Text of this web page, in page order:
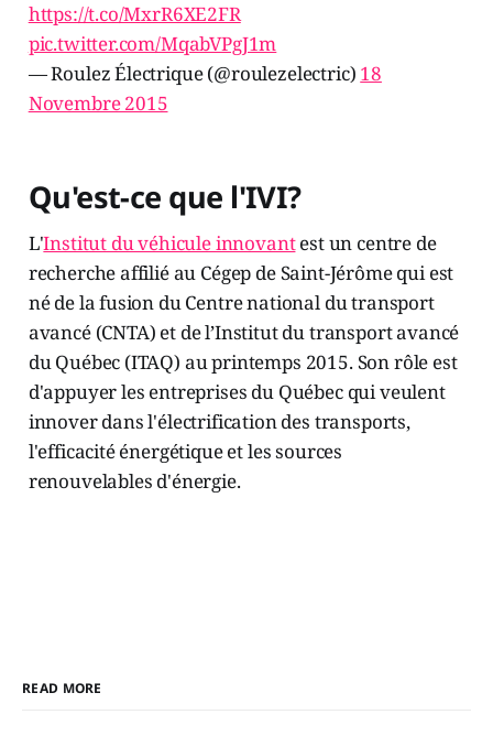
https://t.co/MxrR6XE2FR
pic.twitter.com/MqabVPgJ1m
— Roulez Électrique (@roulezelectric) 18
Novembre 2015
Qu'est-ce que l'IVI?
L'Institut du véhicule innovantest un centre de
recherche affilié au Cégep de Saint-Jérôme qui est
né de la fusion du Centre national du transport
avancé (CNTA) et de l’Institut du transport avancé
du Québec (ITAQ) au printemps 2015. Son rôle est
d'appuyer les entreprises du Québec qui veulent
innover dans l'électrification des transports,
l'efficacité énergétique et les sources
renouvelables d'énergie.
READ MORE